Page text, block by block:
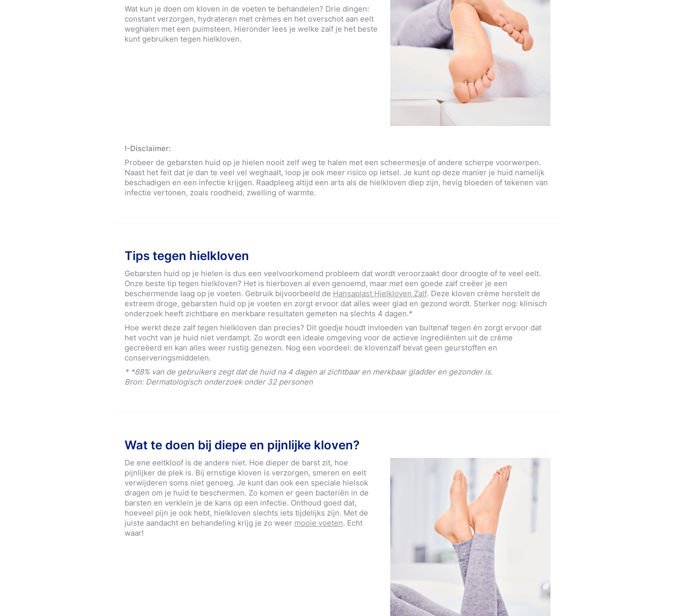
Wat kun je doen om kloven in de voeten te behandelen? Drie dingen:
constant verzorgen, hydrateren met crèmes en het overschot aan eelt
weghalen met een puimsteen. Hieronder lees je welke zalf je het beste
kunt gebruiken tegen hielkloven.
!-Disclaimer:
Probeer de gebarsten huid op je hielen nooit zelf weg te halen met een scheermesje of andere scherpe voorwerpen.
Naast het feit dat je dan te veel vel weghaalt, loop je ook meer risico op letsel. Je kunt op deze manier je huid namelijk
beschadigen en een infectie krijgen. Raadpleeg altijd een arts als de hielkloven diep zijn, hevig bloeden of tekenen van
infectie vertonen, zoals roodheid, zwelling of warmte.
Tips tegen hielkloven
Gebarsten huid op je hielen is dus een veelvoorkomend probleem dat wordt veroorzaakt door droogte of te veel eelt.
Onze beste tip tegen hielkloven? Het is hierboven al even genoemd, maar met een goede zalf creëer je een
beschermende laag op je voeten. Gebruik bijvoorbeeld de Hansaplast Hielkloven Zalf. Deze kloven crème herstelt de
extreem droge, gebarsten huid op je voeten en zorgt ervoor dat alles weer glad en gezond wordt. Sterker nog: klinisch
onderzoek heeft zichtbare en merkbare resultaten gemeten na slechts 4 dagen.*
Hoe werkt deze zalf tegen hielkloven dan precies? Dit goedje houdt invloeden van buitenaf tegen én zorgt ervoor dat
het vocht van je huid niet verdampt. Zo wordt een ideale omgeving voor de actieve ingrediënten uit de crème
gecreëerd en kan alles weer rustig genezen. Nog een voordeel: de klovenzalf bevat geen geurstoffen en
conserveringsmiddelen.
* *88% van de gebruikers zegt dat de huid na 4 dagen al zichtbaar en merkbaar gladder en gezonder is.
Bron: Dermatologisch onderzoek onder 32 personen
Wat te doen bij diepe en pijnlijke kloven?
De ene eeltkloof is de andere niet. Hoe dieper de barst zit, hoe
pijnlijker de plek is. Bij ernstige kloven is verzorgen, smeren en eelt
verwijderen soms niet genoeg. Je kunt dan ook een speciale hielsok
dragen om je huid te beschermen. Zo komen er geen bacteriën in de
barsten en verklein je de kans op een infectie. Onthoud goed dat,
hoeveel pijn je ook hebt, hielkloven slechts iets tijdelijks zijn. Met de
juiste aandacht en behandeling krijg je zo weer mooie voeten. Echt
waar!